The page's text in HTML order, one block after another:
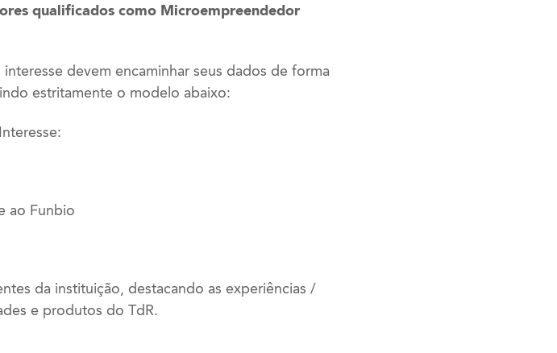
qualificados como Microempreendedor
devem encaminhar seus dados de forma
estritamente o modelo abaixo:
ao Funbio
da instituição, destacando as experiências /
e produtos do TdR.